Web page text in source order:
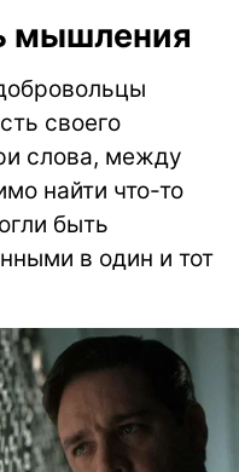
мышления
своего
слова, между
найти что-то
быть
в один и тот